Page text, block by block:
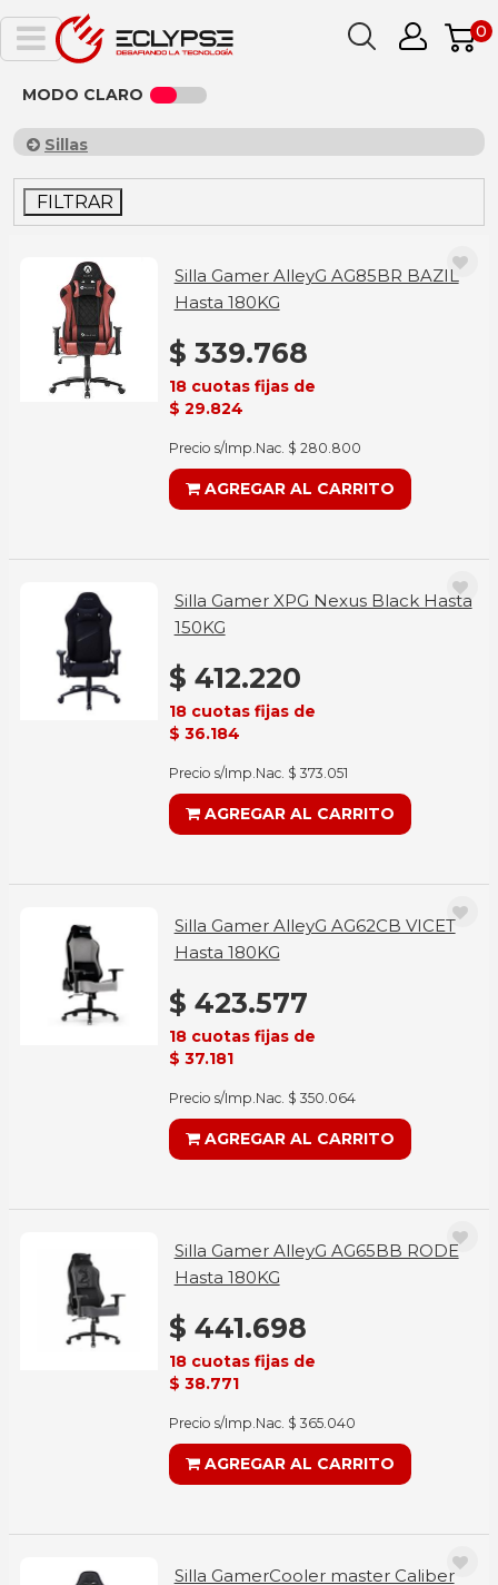
0
MODO CLARO
Sillas
FILTRAR
Silla Gamer AlleyG AG85BR BAZIL
Hasta 180KG
$ 339.768
18 cuotas fijas de
$ 29.824
Precio s/Imp.Nac. $ 280.800
AGREGAR AL CARRITO
Silla Gamer XPG Nexus Black Hasta
150KG
$ 412.220
18 cuotas fijas de
$ 36.184
Precio s/Imp.Nac. $ 373.051
AGREGAR AL CARRITO
Silla Gamer AlleyG AG62CB VICET
Hasta 180KG
$ 423.577
18 cuotas fijas de
$ 37.181
Precio s/Imp.Nac. $ 350.064
AGREGAR AL CARRITO
Silla Gamer AlleyG AG65BB RODE
Hasta 180KG
$ 441.698
18 cuotas fijas de
$ 38.771
Precio s/Imp.Nac. $ 365.040
AGREGAR AL CARRITO
Silla GamerCooler master Caliber